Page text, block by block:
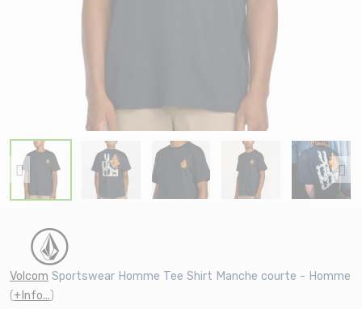
Volcom Sportswear Homme Tee Shirt Manche courte - Homme
(+Info...)